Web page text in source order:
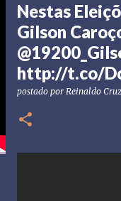
Nestas
Gilson
http://t.co/
postado por Reinaldo Cruz